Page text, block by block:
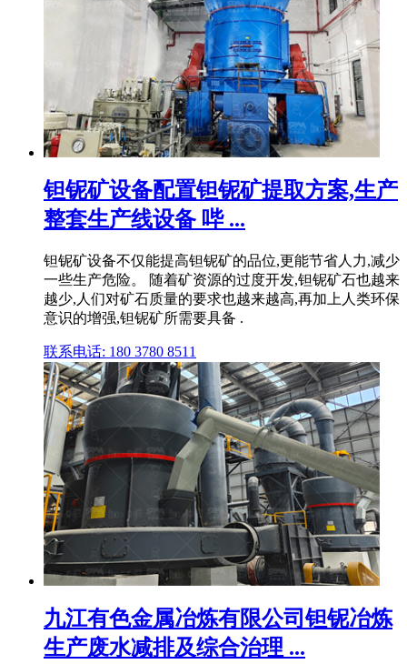
钽铌矿设备配置钽铌矿提取方案,生产
整套生产线设备 哔 ...
钽铌矿设备不仅能提高钽铌矿的品位,更能节省人力,减少
一些生产危险。 随着矿资源的过度开发,钽铌矿石也越来
越少,人们对矿石质量的要求也越来越高,再加上人类环保
意识的增强,钽铌矿所需要具备 .
联系电话: 180 3780 8511
九江有色金属冶炼有限公司钽铌冶炼
生产废水减排及综合治理 ...